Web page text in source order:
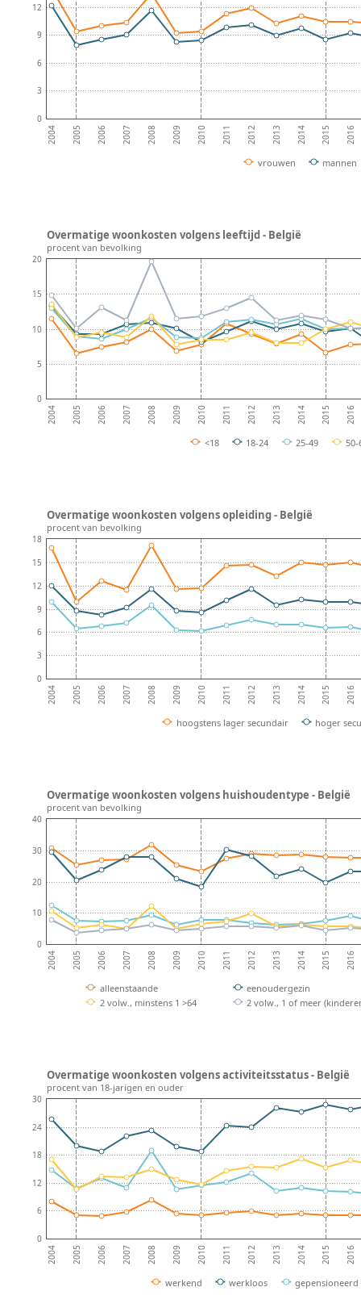
2004 2005 2006 2007 2008 2009 2010 2011 2012 2013 2014 2015 2016
0
3
6
9
12
vrouwen mannen
2004 2005 2006 2007 2008 2009 2010 2011 2012 2013 2014 2015 2016
0
5
10
15
20
<18 18-24 25-49
Overmatige woonkosten volgens leeftijd - België
procent van bevolking
2004 2005 2006 2007 2008 2009 2010 2011 2012 2013 2014 2015 2016
0
3
6
9
12
15
18
hoogstens lager secundair hoger
Overmatige woonkosten volgens opleiding - België
procent van bevolking
2004 2005 2006 2007 2008 2009 2010 2011 2012 2013 2014 2015 2016
0
10
20
30
40
alleenstaande
eenoudergezin
2 volw., minstens 1 >64
2 volw., 1 of meer
Overmatige woonkosten volgens huishoudentype - België
procent van bevolking
2004 2005 2006 2007 2008 2009 2010 2011 2012 2013 2014 2015 2016
0
6
12
18
24
30
werkend werkloos gepensioneerd
Overmatige woonkosten volgens activiteitsstatus - België
procent van 18-jarigen en ouder